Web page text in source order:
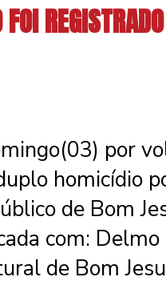
por
homicídio
de Bom
com:
de Bom